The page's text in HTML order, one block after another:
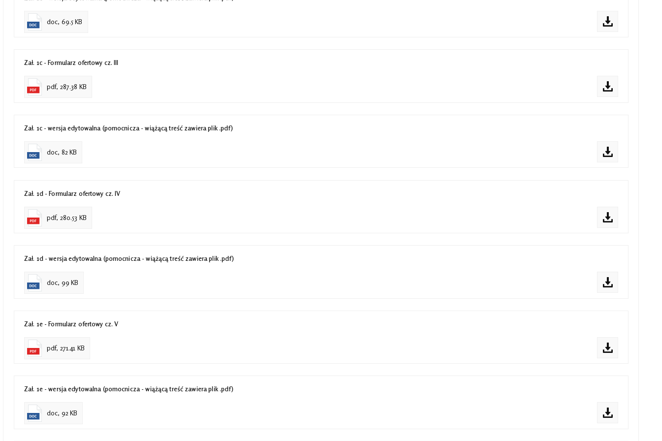
doc, 69.5 KB
Zał. 1c - Formularz ofertowy cz. III
pdf, 287.38 KB
Zał. 1c - wersja edytowalna (pomocnicza - wiążącą treść zawiera plik .pdf)
doc, 82 KB
Zał. 1d - Formularz ofertowy cz. IV
pdf, 280.53 KB
Zał. 1d - wersja edytowalna (pomocnicza - wiążącą treść zawiera plik .pdf)
doc, 99 KB
Zał. 1e - Formularz ofertowy cz. V
pdf, 271.41 KB
Zał. 1e - wersja edytowalna (pomocnicza - wiążącą treść zawiera plik .pdf)
doc, 92 KB